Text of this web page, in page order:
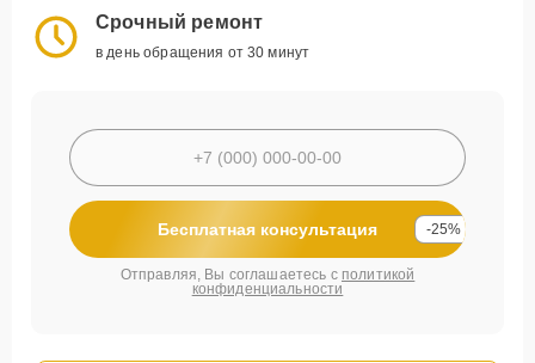
Срочный ремонт
в день обращения от 30 минут
Бесплатная консультация -25%
Отправляя, Вы соглашаетесь с политикой
конфиденциальности